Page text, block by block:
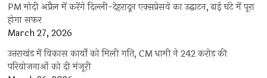
PM मोदी अप्रैल में करेंगे दिल्ली-देहरादून एक्सप्रेसवे का उद्घाटन, ढाई घंटे में पूरा
होगा सफर
March 27, 2026
उत्तराखंड में विकास कार्यों को मिली गति, CM धामी ने 242 करोड़ की
परियोजनाओं को दी मंजूरी